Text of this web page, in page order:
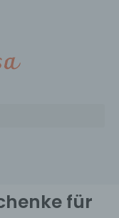
für